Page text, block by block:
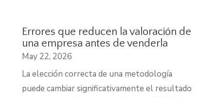
Errores que reducen la valoración de
una empresa antes de venderla
May 22, 2026
La elección correcta de una metodología
puede cambiar significativamente el resultado